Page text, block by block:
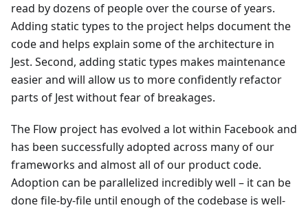
read by dozens of people over the course of years.
Adding static types to the project helps document the
code and helps explain some of the architecture in
Jest. Second, adding static types makes maintenance
easier and will allow us to more confidently refactor
parts of Jest without fear of breakages.
The Flow project has evolved a lot within Facebook and
has been successfully adopted across many of our
frameworks and almost all of our product code.
Adoption can be parallelized incredibly well – it can be
done file-by-file until enough of the codebase is well-